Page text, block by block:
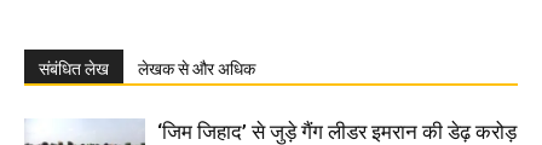
संबंधित लेख लेखक से और अधिक
‘जिम जिहाद’ से जुड़े गैंग लीडर इमरान की डेढ़ करोड़